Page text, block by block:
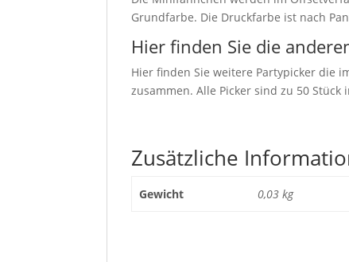
Grundfarbe. Die Druckfarbe ist nach
Hier finden Sie die
Hier finden Sie weitere Partypicker die
zusammen. Alle Picker sind zu 50 Stück
Zusätzliche
Gewicht 0,03 kg